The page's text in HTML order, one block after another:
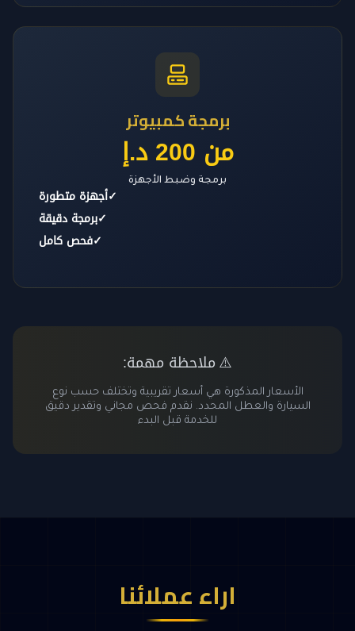
برمجة كمبيوتر
من 200 د.إ
برمجة وضبط الأجهزة
✓أجهزة متطورة
✓برمجة دقيقة
✓فحص كامل
⚠️ ملاحظة مهمة:
الأسعار المذكورة هي أسعار تقريبية وتختلف حسب نوع
السيارة والعطل المحدد. نقدم فحص مجاني وتقدير دقيق
للخدمة قبل البدء
اراء عملائنا